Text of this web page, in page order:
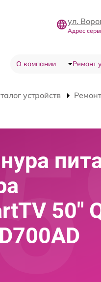
ул.
Адрес
О компании Ремонт
устройств
50"